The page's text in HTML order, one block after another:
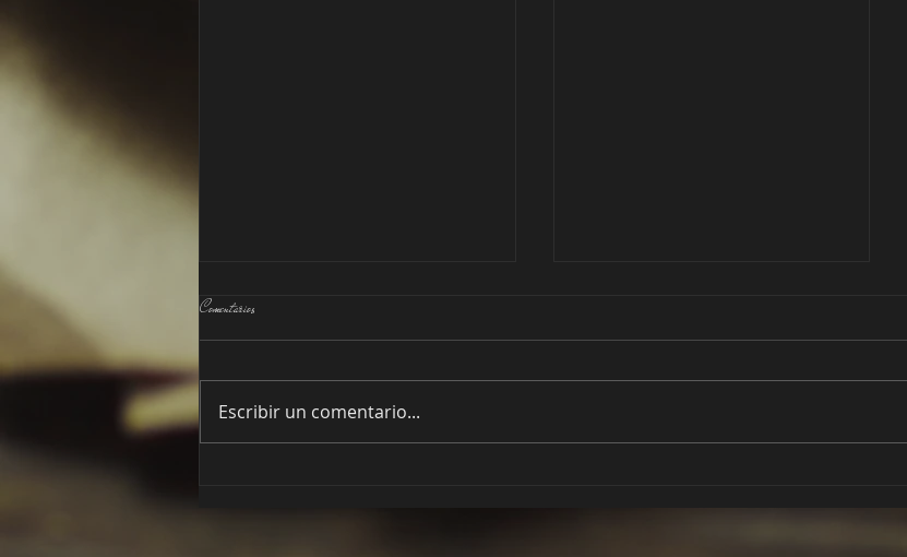
Cocó restaurante Ávila
Restaurante Cocó en Ávila: Una
Ávila, ciudad conocida por su
historia y su...
Descubre los Sabores de Ávila:
muralla y rica...
Comentarios
Escribir un comentario...